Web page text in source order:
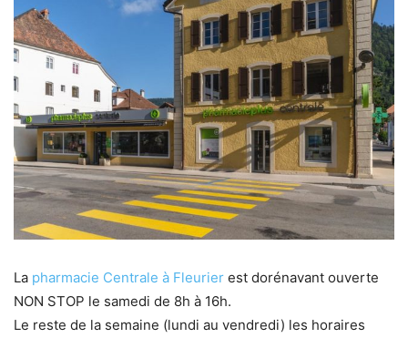
La pharmacie Centrale à Fleurier est dorénavant ouverte
NON STOP le samedi de 8h à 16h.
Le reste de la semaine (lundi au vendredi) les horaires